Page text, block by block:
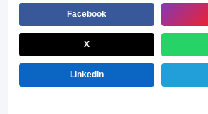
Facebook
X
LinkedIn